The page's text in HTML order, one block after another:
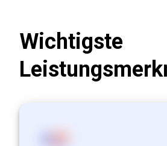
Wichtigste